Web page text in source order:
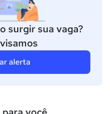
surgir sua vaga?
alerta